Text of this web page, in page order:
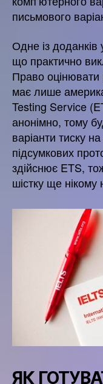
письмового
Одне із доданків
що практично
Право оцінювати
має лише
Testing Service
анонімно, тому
варіанти тиску
підсумкових
здійснює ETS,
шістку ще
ЯК